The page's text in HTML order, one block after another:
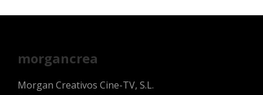
morgancrea
Morgan Creativos Cine-TV, S.L.